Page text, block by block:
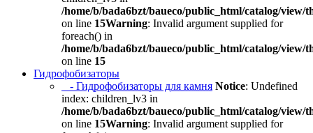
/home/b/bada6bzt/baueco/public_html/catalog/view/
on line 15Warning: Invalid argument supplied for
foreach() in
/home/b/bada6bzt/baueco/public_html/catalog/view/
on line 15
Гидрофобизаторы
- Гидрофобизаторы для камня Notice: Undefined
index: children_lv3 in
/home/b/bada6bzt/baueco/public_html/catalog/view/
on line 15Warning: Invalid argument supplied for